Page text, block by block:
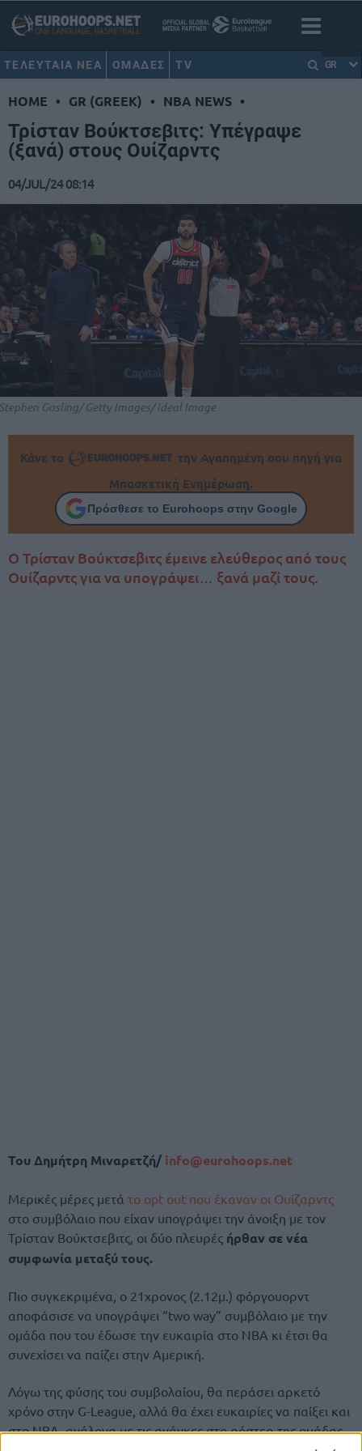
ΤΕΛΕΥΤΑΙΑ ΝΕΑ ΟΜΑΔΕΣ TV GR
HOME • GR (GREEK) • NBA NEWS •
Τρίσταν Βούκτσεβιτς: Υπέγραψε
(ξανά) στους Ουίζαρντς
04/JUL/24 08:14
Gosling/ Getty Images/ Ideal Image
Κάνε το
την Αγαπημένη σου πηγή για
Μπασκετική Ενημέρωση.
Πρόσθεσε το Eurohoops στην Google
O Τρίσταν Βούκτσεβιτς έμεινε ελεύθερος από τους
Ουίζαρντς για να υπογράψει… ξανά μαζί τους.
Του Δημήτρη Μιναρετζή/ info@eurohoops.net
Μερικές μέρες μετά το opt out που έκαναν οι Ουίζαρντς
στο συμβόλαιο που είχαν υπογράψει την άνοιξη με τον
Τρίσταν Βούκτσεβιτς, οι δύο πλευρές ήρθαν σε νέα
συμφωνία μεταξύ τους.
Πιο συγκεκριμένα, ο 21χρονος (2.12μ.) φόργουορντ
αποφάσισε να υπογράψει “two way” συμβόλαιο με την
ομάδα που του έδωσε την ευκαιρία στο ΝΒΑ κι έτσι θα
συνεχίσει να παίζει στην Αμερική.
Λόγω της φύσης του συμβολαίου, θα περάσει αρκετό
χρόνο στην G-League, αλλά θα έχει ευκαιρίες να παίξει και
στο ΝΒΑ, ανάλογα με τις ανάγκες στο ρόστερ της ομάδας.